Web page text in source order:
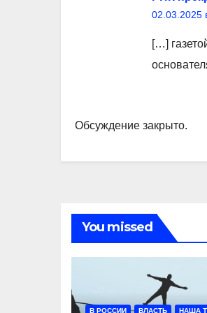
02.03.2025
[…]
Обсуждение закрыто.
You missed
В РОССИИ ВЛАСТЬ НАША